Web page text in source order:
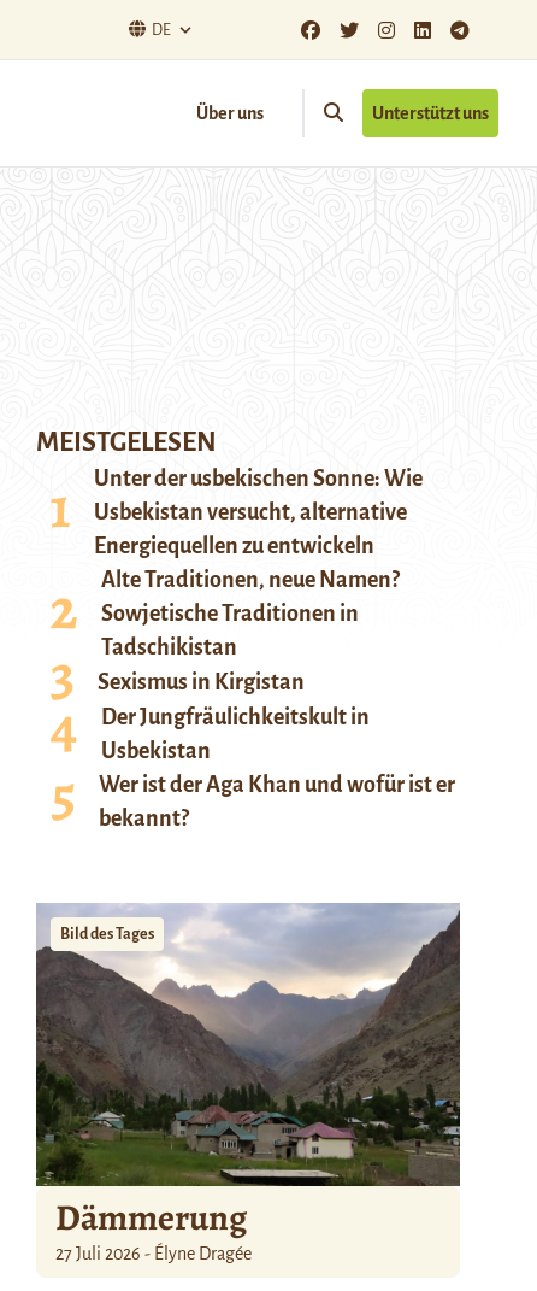
DE
Über uns Unterstützt uns
MEISTGELESEN
Unter der usbekischen Sonne: Wie
Usbekistan versucht, alternative
Energiequellen zu entwickeln
Alte Traditionen, neue Namen?
Sowjetische Traditionen in
Tadschikistan
Sexismus in Kirgistan
Der Jungfräulichkeitskult in
Usbekistan
Wer ist der Aga Khan und wofür ist er
bekannt?
Bild des Tages
Dämmerung
27 Juli 2026 - Élyne Dragée